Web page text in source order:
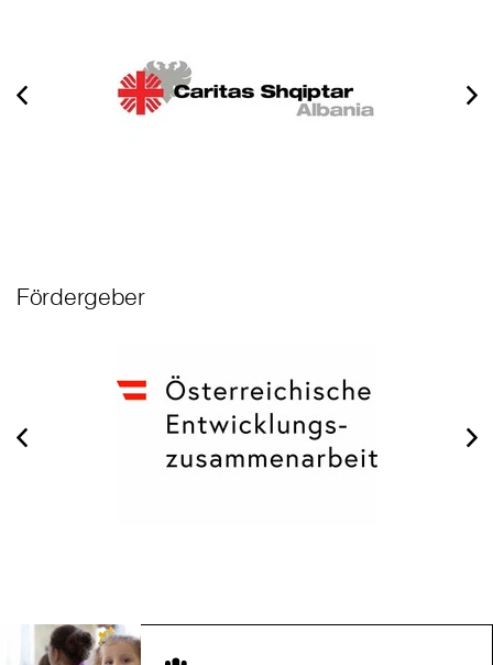
Fördergeber